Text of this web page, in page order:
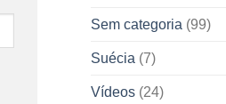
Sem categoria (99)
Suécia (7)
Vídeos(24)